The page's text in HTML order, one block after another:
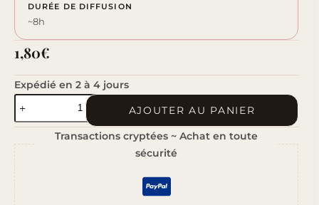
DURÉE DE DIFFUSION
~8h
1,80€
Expédié en 2 à 4 jours
de
&
Cannelle
AJOUTER AU PANIER
Transactions cryptées ~ Achat en toute
sécurité